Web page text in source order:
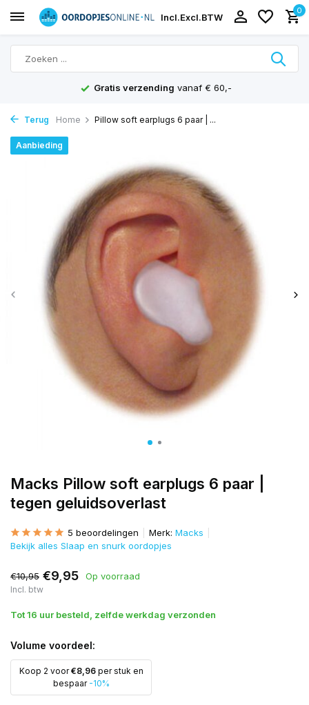
Incl.Excl.BTW
0
Gratis verzending vanaf € 60,-
Terug Home Pillow soft earplugs 6 paar | ...
Macks Pillow soft earplugs 6 paar |
tegen geluidsoverlast
Aanbieding
5 beoordelingen Merk: Macks
Bekijk alles Slaap en snurk oordopjes
€10,95 €9,95 Op voorraad
Incl. btw
Tot 16 uur besteld, zelfde werkdag verzonden
Volume voordeel:
Koop 2 voor€8,96per stuk en
bespaar -10%